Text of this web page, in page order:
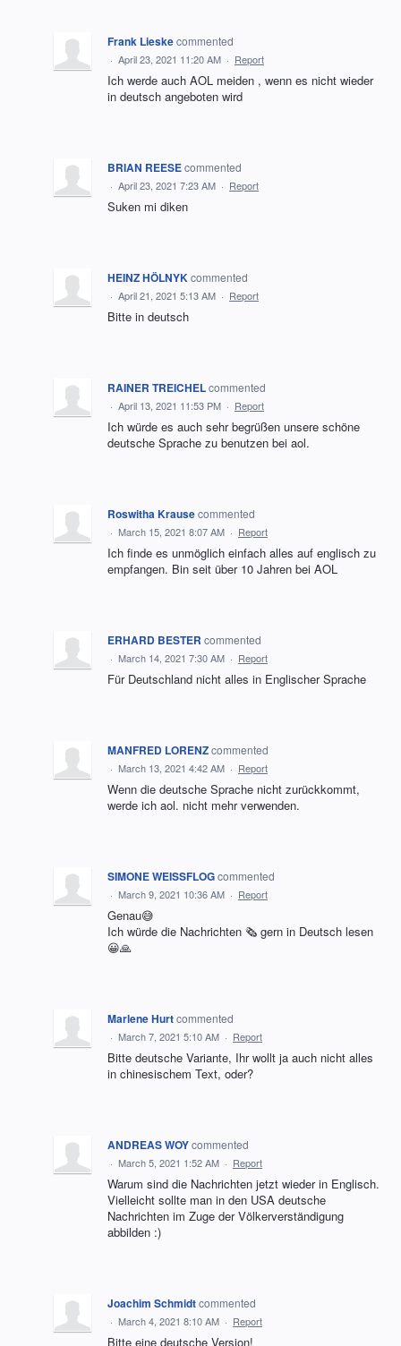
Frank Lieskecommented
· April 23, 2021 11:20 AM · Report
Ich werde auch AOL meiden , wenn es nicht wieder
in deutsch angeboten wird
BRIAN REESEcommented
· April 23, 2021 7:23 AM · Report
Suken mi diken
HEINZ HÖLNYKcommented
· April 21, 2021 5:13 AM · Report
Bitte in deutsch
RAINER TREICHELcommented
· April 13, 2021 11:53 PM · Report
Ich würde es auch sehr begrüßen unsere schöne
deutsche Sprache zu benutzen bei aol.
Roswitha Krausecommented
· March 15, 2021 8:07 AM · Report
Ich finde es unmöglich einfach alles auf englisch zu
empfangen. Bin seit über 10 Jahren bei AOL
ERHARD BESTER commented
· March 14, 2021 7:30 AM · Report
Für Deutschland nicht alles in Englischer Sprache
MANFRED LORENZcommented
· March 13, 2021 4:42 AM · Report
Wenn die deutsche Sprache nicht zurückkommt,
werde ich aol. nicht mehr verwenden.
SIMONE WEISSFLOGcommented
· March 9, 2021 10:36 AM · Report
Genau😅
Ich würde die Nachrichten 🗞 gern in Deutsch lesen
😀🙏
Marlene Hurtcommented
· March 7, 2021 5:10 AM · Report
Bitte deutsche Variante, Ihr wollt ja auch nicht alles
in chinesischem Text, oder?
ANDREAS WOYcommented
· March 5, 2021 1:52 AM · Report
Warum sind die Nachrichten jetzt wieder in Englisch.
Vielleicht sollte man in den USA deutsche
Nachrichten im Zuge der Völkerverständigung
abbilden :)
Joachim Schmidtcommented
· March 4, 2021 8:10 AM · Report
Bitte eine deutsche Version!